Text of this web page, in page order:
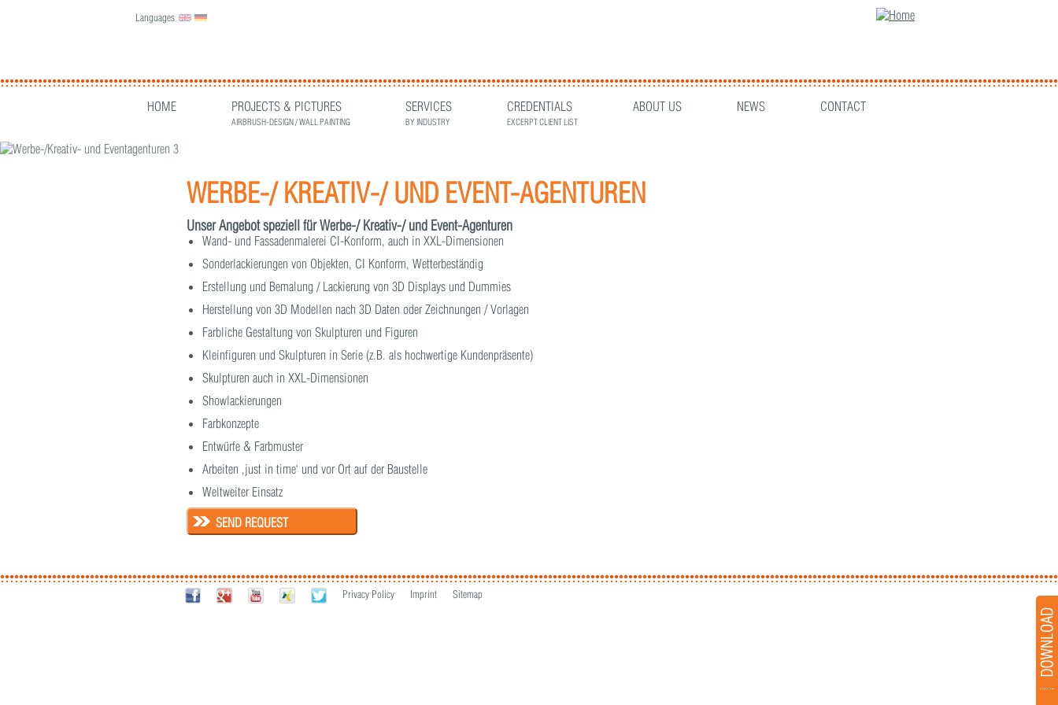
Languages English
HOME PROJECTS & PICTURES
AIRBRUSH-DESIGN / WALL PAINTING
SERVICES
BY INDUSTRY
CREDENTIALS
EXCERPT CLIENT LIST
ABOUT US NEWS CONTACT
WERBE-/ KREATIV-/ UND EVENT-AGENTUREN
Unser Angebot speziell für Werbe-/ Kreativ-/ und Event-Agenturen
Wand- und Fassadenmalerei CI-Konform, auch in XXL-Dimensionen
Sonderlackierungen von Objekten, CI Konform, Wetterbeständig
Erstellung und Bemalung / Lackierung von 3D Displays und Dummies
Herstellung von 3D Modellen nach 3D Daten oder Zeichnungen / Vorlagen
Farbliche Gestaltung von Skulpturen und Figuren
Kleinfiguren und Skulpturen in Serie (z.B. als hochwertige Kundenpräsente)
Skulpturen auch in XXL-Dimensionen
Showlackierungen
Farbkonzepte
Entwürfe & Farbmuster
Arbeiten ‚just in time‘ und vor Ort auf der Baustelle
Weltweiter Einsatz
SEND REQUEST
Privacy Policy Imprint Sitemap